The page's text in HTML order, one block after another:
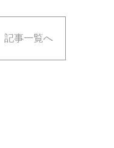
記事一覧へ